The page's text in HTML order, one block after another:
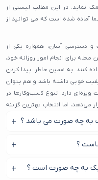
نماید. در این مطلب لیستی از
آماده شده است که می توانید از
دسترسی آسان، همواره یکی از
برای انجام امور روزانه خود،
کنند. به همین خاطر، پیدا کردن
خوبی داشته باشد و هم بتوان
ویژه‌ای دارد. تنوع کسب‌وکارها در
می‌دهد، اما انتخاب بهترین گزینه
به دنبال یک آرایشگاه عروس در
مناسبی برای شما باشد. هر
به چه صورت می باشد ؟
آرایشگاه های عروسی در
؟
خوب در اتابک پیدا کنید.
به چه صورت است ؟